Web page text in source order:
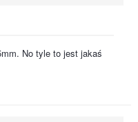
No tyle to jest jakaś